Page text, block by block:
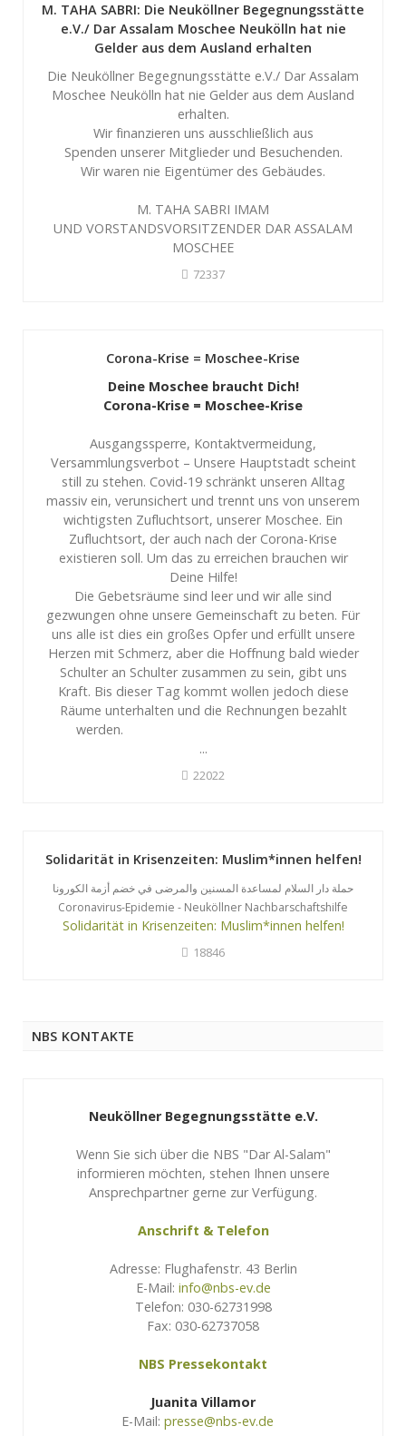
M. TAHA SABRI: Die Neuköllner Begegnungsstätte
e.V./ Dar Assalam Moschee Neukölln hat nie
Gelder aus dem Ausland erhalten
Die Neuköllner Begegnungsstätte e.V./ Dar Assalam
Moschee Neukölln hat nie Gelder aus dem Ausland
erhalten.
Wir finanzieren uns ausschließlich aus
Spenden unserer Mitglieder und Besuchenden.
Wir waren nie Eigentümer des Gebäudes.
M. TAHA SABRI IMAM
UND VORSTANDSVORSITZENDER DAR ASSALAM
MOSCHEE
72337
Corona-Krise = Moschee-Krise
Deine Moschee braucht Dich!
Corona-Krise = Moschee-Krise
Ausgangssperre, Kontaktvermeidung,
Versammlungsverbot – Unsere Hauptstadt scheint
still zu stehen. Covid-19 schränkt unseren Alltag
massiv ein, verunsichert und trennt uns von unserem
wichtigsten Zufluchtsort, unserer Moschee. Ein
Zufluchtsort, der auch nach der Corona-Krise
existieren soll. Um das zu erreichen brauchen wir
Deine Hilfe!
Die Gebetsräume sind leer und wir alle sind
gezwungen ohne unsere Gemeinschaft zu beten. Für
uns alle ist dies ein großes Opfer und erfüllt unsere
Herzen mit Schmerz, aber die Hoffnung bald wieder
Schulter an Schulter zusammen zu sein, gibt uns
Kraft. Bis dieser Tag kommt wollen jedoch diese
Räume unterhalten und die Rechnungen bezahlt
werden.
...
22022
Solidarität in Krisenzeiten: Muslim*innen helfen!
حملة دار السلام لمساعدة المسنين والمرضى في خضم أزمة الكورونا
Coronavirus-Epidemie - Neuköllner Nachbarschaftshilfe
Solidarität in Krisenzeiten: Muslim*innen helfen!
18846
NBS KONTAKTE
Neuköllner Begegnungsstätte e.V.
Wenn Sie sich über die NBS "Dar Al-Salam"
informieren möchten, stehen Ihnen unsere
Ansprechpartner gerne zur Verfügung.
Anschrift & Telefon
Adresse: Flughafenstr. 43 Berlin
E-Mail: info@nbs-ev.de
Telefon: 030-62731998
Fax: 030-62737058
NBS Pressekontakt
Juanita Villamor
E-Mail: presse@nbs-ev.de